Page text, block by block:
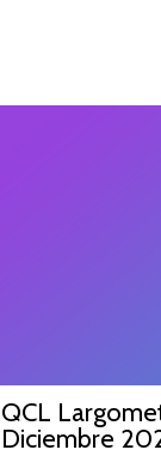
QCL
Diciembre